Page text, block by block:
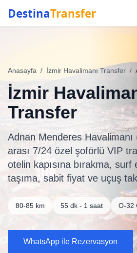
DestinaTransfer
Anasayfa / İzmir Havalimanı Transfer /
İzmir
Transfer
Adnan Menderes Havalimanı
arası 7/24 özel şoförlü VIP
otelin kapısına bırakma, surf
taşıma, sabit fiyat ve uçuş
80-85 km 55 dk - 1 saat O-32
WhatsApp ile Rezervasyon